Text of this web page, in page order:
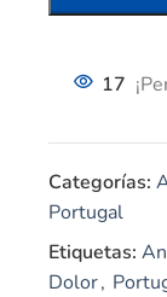
17
Categorías:
Portugal
Etiquetas:
Dolor,